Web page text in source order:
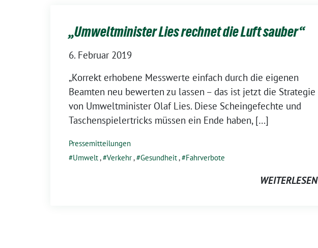
„Umweltminister Lies rechnet die Luft sauber“
6. Februar 2019
„Korrekt erhobene Messwerte einfach durch die eigenen
Beamten neu bewerten zu lassen – das ist jetzt die Strategie
von Umweltminister Olaf Lies. Diese Scheingefechte und
Taschenspielertricks müssen ein Ende haben, […]
Pressemitteilungen
Umwelt, Verkehr, Gesundheit, Fahrverbote
WEITERLESEN